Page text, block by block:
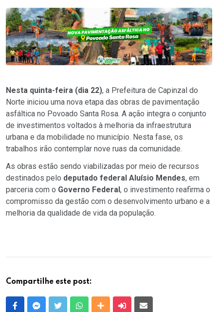
Nesta quinta-feira (dia 22), a Prefeitura de Capinzal do
Norte iniciou uma nova etapa das obras de pavimentação
asfáltica no Povoado Santa Rosa. A ação integra o conjunto
de investimentos voltados à melhoria da infraestrutura
urbana e da mobilidade no município. Nesta fase, os
trabalhos irão contemplar nove ruas da comunidade.
As obras estão sendo viabilizadas por meio de recursos
destinados pelo deputado federal Aluísio Mendes, em
parceria com o Governo Federal, o investimento reafirma o
compromisso da gestão com o desenvolvimento urbano e a
melhoria da qualidade de vida da população.
Compartilhe este post:
FacebookMessenger
Twitter WhatsappOutras MídiasEnviar para um amigo